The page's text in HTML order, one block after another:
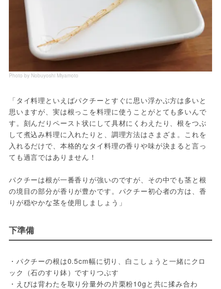
Photo by Nobuyoshi Miyamoto
「タイ料理といえばパクチーとすぐに思い浮かぶ方は多いと
思いますが、実は根っこを料理に使うことがとても多いんで
す。刻んだりペースト状にして具材にくわえたり、根をつぶ
して煮込み料理に入れたりと、調理方法はさまざま。これを
入れるだけで、本格的なタイ料理の香りや味が決まると言っ
ても過言ではありません！
パクチーは根が一番香りが強いのですが、その中でも茎と根
の境目の部分が香りが豊かです。パクチー初心者の方は、香
りが穏やかな茎を使用しましょう」
下準備
・パクチーの根は0.5cm幅に切り、白こしょうと一緒にクロ
ック（石のすり鉢）ですりつぶす
・えびは背わたを取り分量外の片栗粉10gと共に揉み合わ